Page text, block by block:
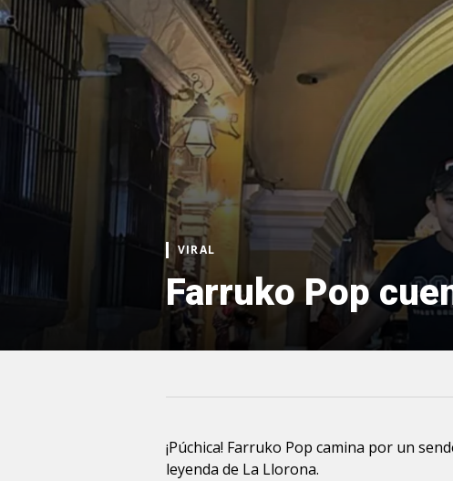
VIRAL
Farruko Pop
¡Púchica! Farruko Pop camina por un
leyenda de La Llorona.